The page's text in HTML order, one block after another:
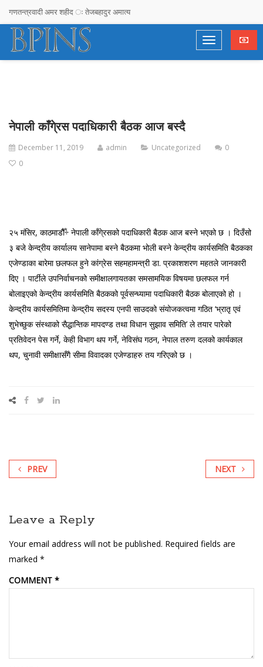
गणतन्त्रवादी अमर शहीद ः तेजबहादुर अमात्य
सरकारलाई ओलीको चेतावनी : दोषी उम्काउने र निर्दोष फसाउने प्रयास नगर्दा हुन्छ
देश, दल र दलदल !
अचम्मको देश !
Stupidimundos Homosapius
स्व .लक्ष्मण सिंह थापा प्रति वीपी विचार राष्ट्रिय समाजबाट हार्दिक श्रद्धाञ्जली
नेपाली काँगे्रस पदाधिकारी बैठक आज बस्दै
December 11, 2019 admin Uncategorized
0
0
२५ मंसिर, काठमाडौैँ÷ नेपाली काँगे्रसको पदाधिकारी बैठक आज बस्ने भएको छ । दिउँसो
३ बजे केन्द्रीय कार्यालय सानेपामा बस्ने बैठकमा भोली बस्ने केन्द्रीय कार्यसमिति बैठकका
एजेण्डाका बारेमा छलफल हुने कांग्रेस सहमहामन्त्री डा. प्रकाशशरण महतले जानकारी
दिए । पार्टीले उपनिर्वाचनको समीक्षालगायतका समसामयिक विषयमा छलफल गर्न
बोलाइएको केन्द्रीय कार्यसमिति बैठकको पूर्वसन्ध्यामा पदाधिकारी बैठक बोलाएको हो ।
केन्द्रीय कार्यसमितिमा केन्द्रीय सदस्य एनपी साउदको संयोजकत्वमा गठित ‘भ्रातृ एवं
शुभेच्छुक संस्थाको सैद्धान्तिक मापदण्ड तथा विधान सुझाव समिति’ ले तयार पारेको
प्रतिवेदन पेस गर्ने, केही विभाग थप गर्ने, नेविसंघ गठन, नेपाल तरुण दलको कार्यकाल
थप, चुनावी समीक्षासँगै सीमा विवादका एजेण्डाहरु तय गरिएको छ ।
PREV NEXT
Leave a Reply
Your email address will not be published. Required fields are
marked *
COMMENT *